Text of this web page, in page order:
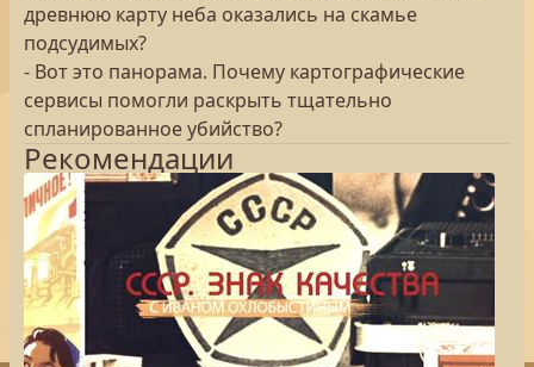
древнюю карту неба оказались на скамье
подсудимых?
- Вот это панорама. Почему картографические
сервисы помогли раскрыть тщательно
спланированное убийство?
Рекомендации